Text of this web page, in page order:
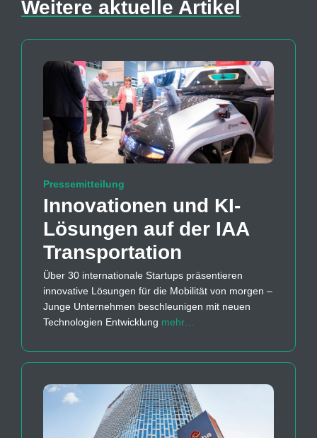
Weitere aktuelle Artikel
Pressemitteilung
Innovationen und KI-
Lösungen auf der IAA
Transportation
Über 30 internationale Startups präsentieren
innovative Lösungen für die Mobilität von morgen –
Junge Unternehmen beschleunigen mit neuen
Technologien Entwicklung mehr…